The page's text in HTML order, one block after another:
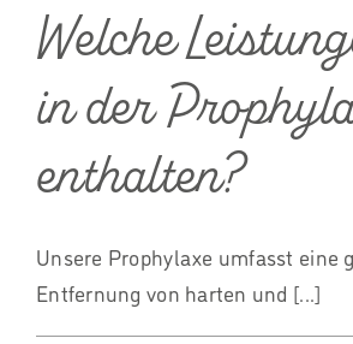
Welche
in der
enthalten?
Unsere Prophylaxe umfasst eine
Entfernung von harten und [...]